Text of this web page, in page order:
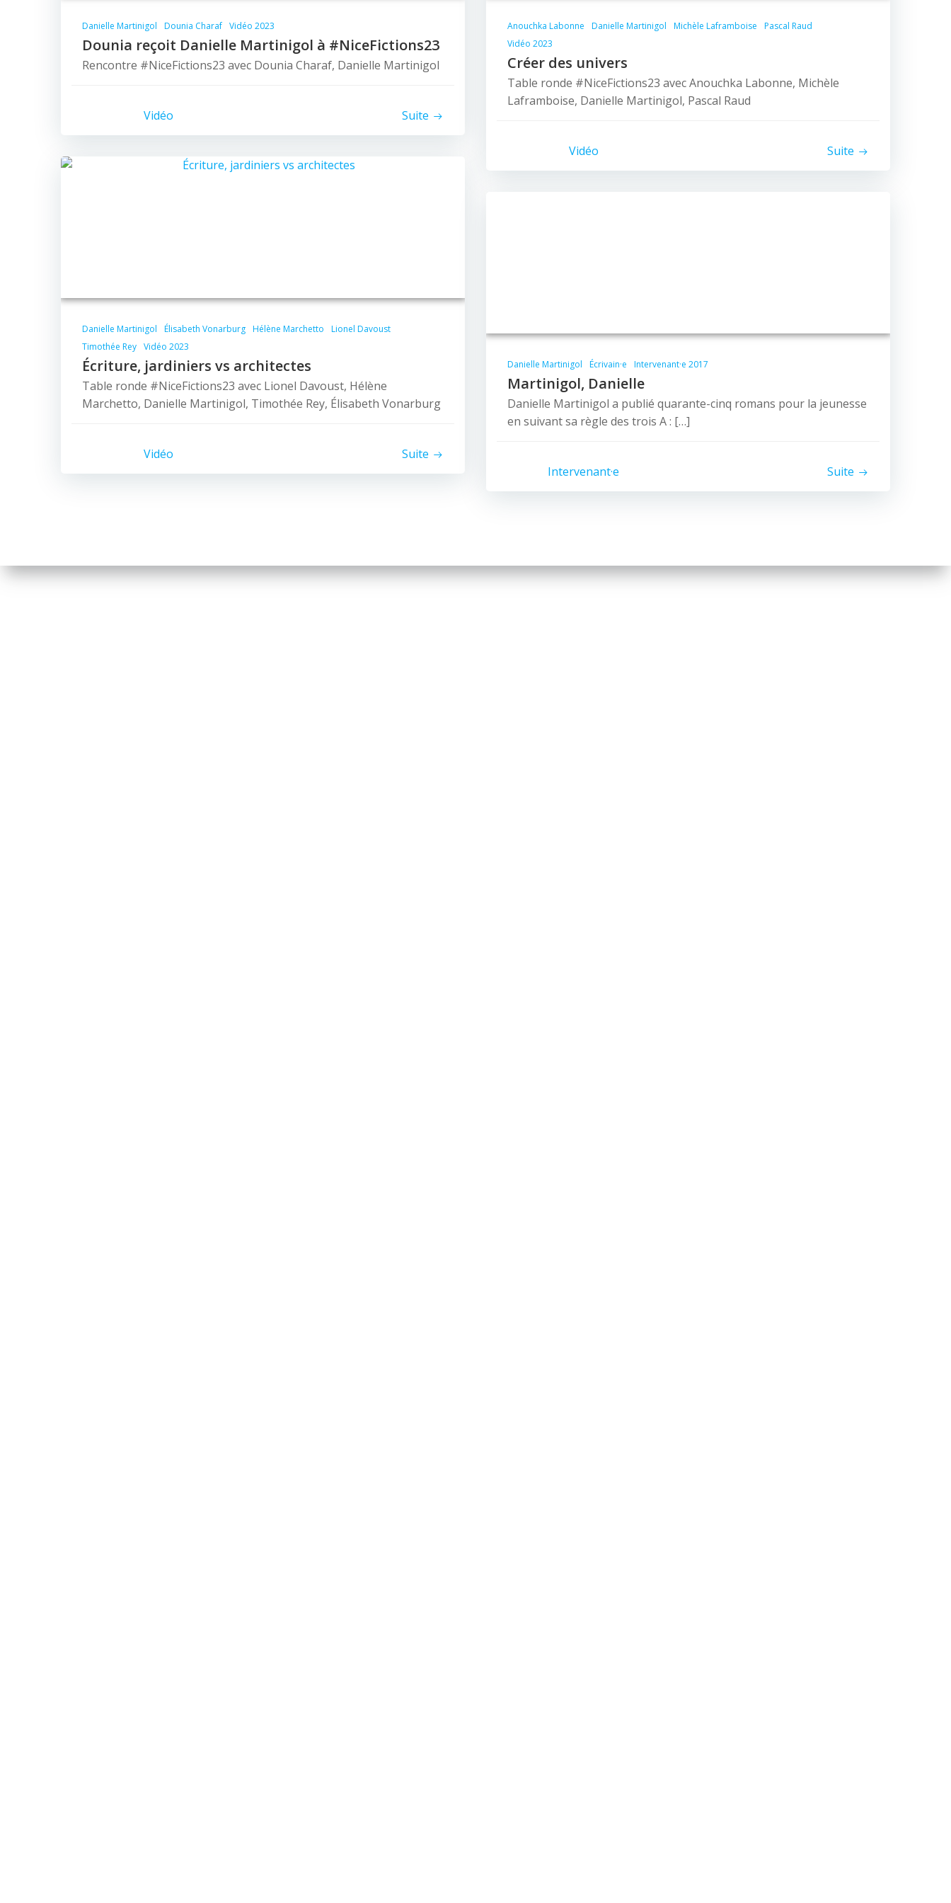
Danielle Martinigol Dounia Charaf Vidéo 2023
Dounia reçoit Danielle Martinigol à #NiceFictions23
Rencontre #NiceFictions23 avec Dounia Charaf, Danielle Martinigol
Vidéo Suite
Anouchka Labonne Danielle Martinigol Michèle Laframboise
Pascal Raud
Vidéo 2023
Créer des univers
Table ronde #NiceFictions23 avec Anouchka Labonne, Michèle
Laframboise, Danielle Martinigol, Pascal Raud
Vidéo Suite
Danielle Martinigol Élisabeth Vonarburg Hélène Marchetto
Lionel Davoust
Timothée Rey Vidéo 2023
Écriture, jardiniers vs architectes
Table ronde #NiceFictions23 avec Lionel Davoust, Hélène
Marchetto, Danielle Martinigol, Timothée Rey, Élisabeth Vonarburg
Vidéo Suite
Danielle Martinigol Écrivain·e Intervenant·e 2017
Martinigol, Danielle
Danielle Martinigol a publié quarante-cinq romans pour la jeunesse
en suivant sa règle des trois A : […]
Intervenant·e Suite